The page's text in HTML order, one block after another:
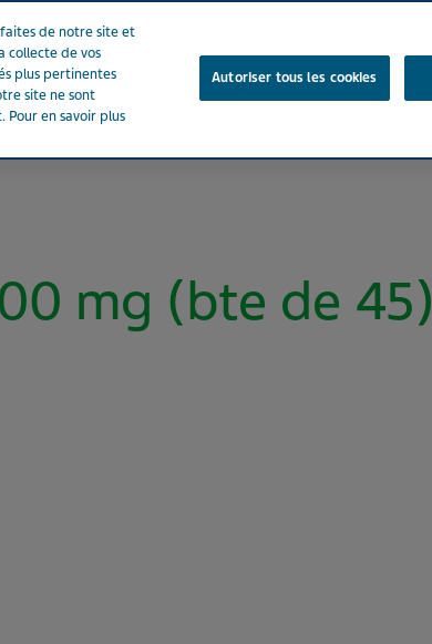
mg (bte de 45)
de notre site et
collecte de vos
plus pertinentes
site ne sont
Pour en savoir plus
Autoriser tous les cookies